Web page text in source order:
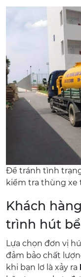
Để tránh tình
kiểm tra thùng xe
Khách
trình hút
Lựa chọn đơn vị
đảm bảo chất
khi bạn lơ là xảy ra